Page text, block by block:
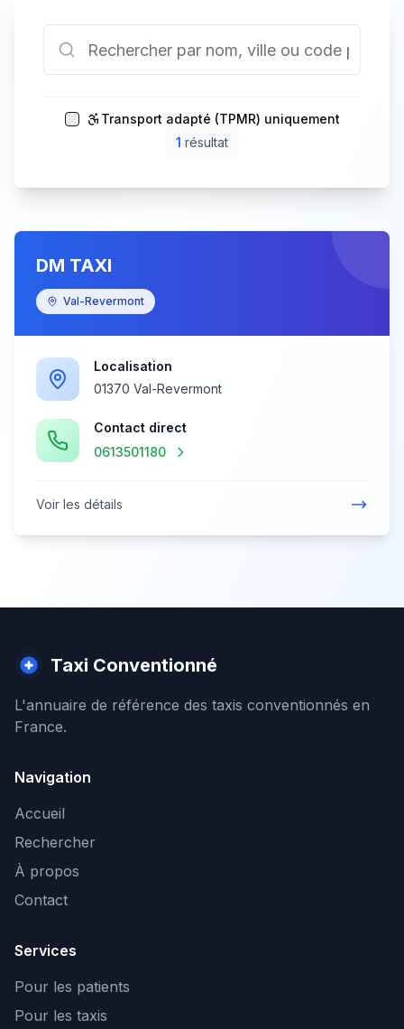
Transport adapté (TPMR) uniquement
1 résultat
DM TAXI
Val-Revermont
Localisation
01370 Val-Revermont
Contact direct
0613501180
Voir les détails
Taxi Conventionné
L'annuaire de référence des taxis conventionnés en
France.
Navigation
Accueil
Rechercher
À propos
Contact
Services
Pour les patients
Pour les taxis